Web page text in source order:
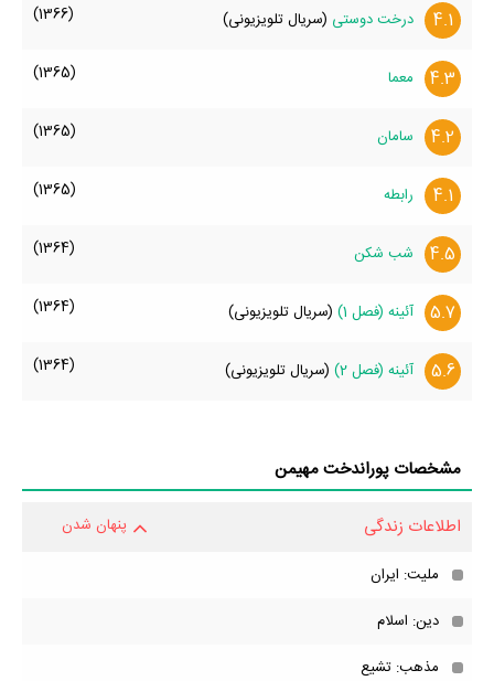
4.1 درخت دوستی (سریال تلویزیونی) (1366)
4.3 معما (1365)
4.2 سامان (1365)
4.1 رابطه (1365)
4.5 شب شکن (1364)
5.7 آئینه (فصل 1) (سریال تلویزیونی) (1364)
5.6 آئینه (فصل 2) (سریال تلویزیونی) (1364)
مشخصات پوراندخت مهیمن
اطلاعات زندگی پنهان شدن
ملیت: ایران
دین: اسلام
مذهب: تشیع